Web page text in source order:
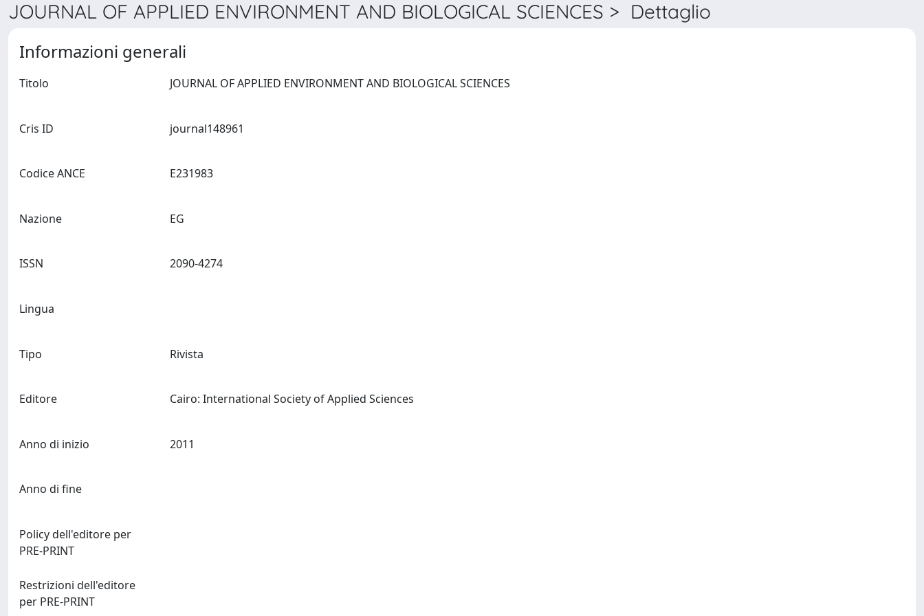
JOURNAL OF APPLIED ENVIRONMENT AND BIOLOGICAL SCIENCES > Dettaglio
Informazioni generali
Titolo
Cris ID
Codice ANCE
Nazione
ISSN
Lingua
Tipo Rivista
Editore
Anno di inizio
Anno di fine
Policy dell'editore per
PRE-PRINT
Restrizioni dell'editore
per PRE-PRINT